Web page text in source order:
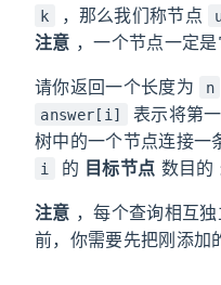
k ，那么我们称节点
注意 ，一个节点一定
请你返回一个长度为 n
answer[i]
表示将第
树中的一个节点连接一
i 的 目标节点 数目的
注意 ，每个查询相互
前，你需要先把刚添加